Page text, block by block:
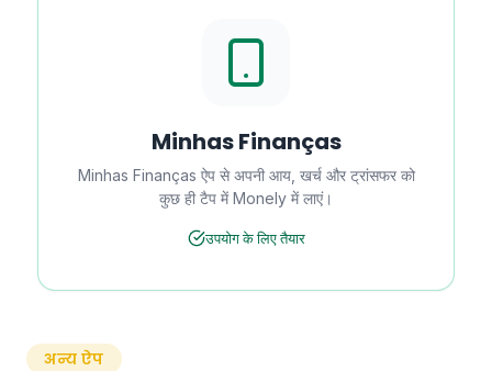
Minhas Finanças
Minhas Finanças ऐप से अपनी आय, खर्च और ट्रांसफर को
कुछ ही टैप में Monely में लाएं।
उपयोग के लिए तैयार
अन्य ऐप